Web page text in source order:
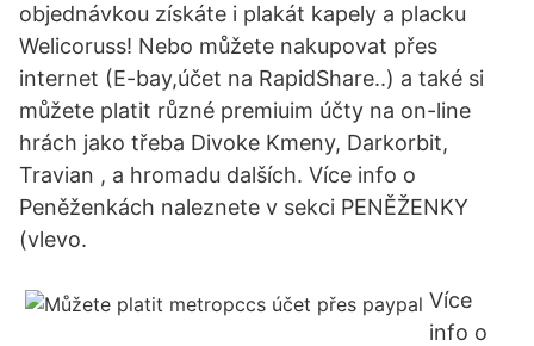
objednávkou získáte i plakát kapely a placku
Welicoruss! Nebo můžete nakupovat přes
internet (E-bay,účet na RapidShare..) a také si
můžete platit různé premiuim účty na on-line
hrách jako třeba Divoke Kmeny, Darkorbit,
Travian , a hromadu dalších. Více info o
Peněženkách naleznete v sekci PENĚŽENKY
(vlevo.
Více
info o